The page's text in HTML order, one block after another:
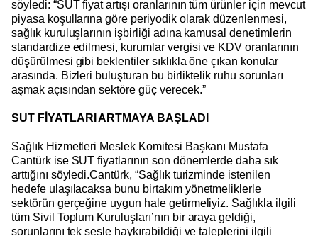
söyledi: “SUT fiyat artışı oranlarının tüm ürünler için mevcut
piyasa koşullarına göre periyodik olarak düzenlenmesi,
sağlık kuruluşlarının işbirliği adına kamusal denetimlerin
standardize edilmesi, kurumlar vergisi ve KDV oranlarının
düşürülmesi gibi beklentiler sıklıkla öne çıkan konular
arasında. Bizleri buluşturan bu birliktelik ruhu sorunları
aşmak açısından sektöre güç verecek.”
SUT FİYATLARI ARTMAYA BAŞLADI
Sağlık Hizmetleri Meslek Komitesi Başkanı Mustafa
Cantürk ise SUT fiyatlarının son dönemlerde daha sık
arttığını söyledi.Cantürk, “Sağlık turizminde istenilen
hedefe ulaşılacaksa bunu birtakım yönetmeliklerle
sektörün gerçeğine uygun hale getirmeliyiz. Sağlıkla ilgili
tüm Sivil Toplum Kuruluşları’nın bir araya geldiği,
sorunlarını tek sesle haykırabildiği ve taleplerini ilgili